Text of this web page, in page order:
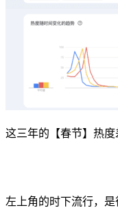
这三年的【春节】热
左上角的时下流行，是